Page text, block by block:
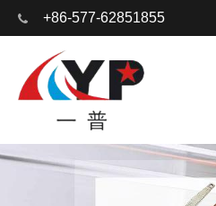
+86-577-62851855